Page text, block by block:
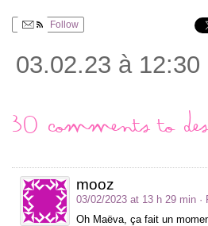
Follow
03.02.23 à 12:30
30 comments to
mooz
03/02/2023 at 13 h 29 min ·
Oh Maëva, ça fait un